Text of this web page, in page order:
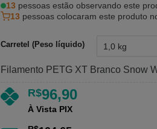
13 pessoas estão observando este
13 pessoas colocaram este produto
Carretel (Peso líquido)
Filamento PETG XT Branco Snow
R$96,90
À Vista PIX